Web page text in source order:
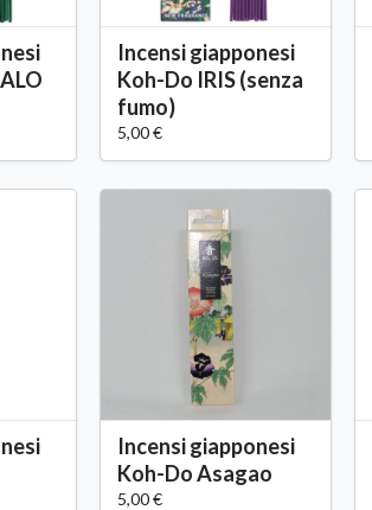
Incensi giapponesi
Koh-Do IRIS (senza
fumo)
5,00 €
Incensi giapponesi
Koh-Do Asagao
5,00 €